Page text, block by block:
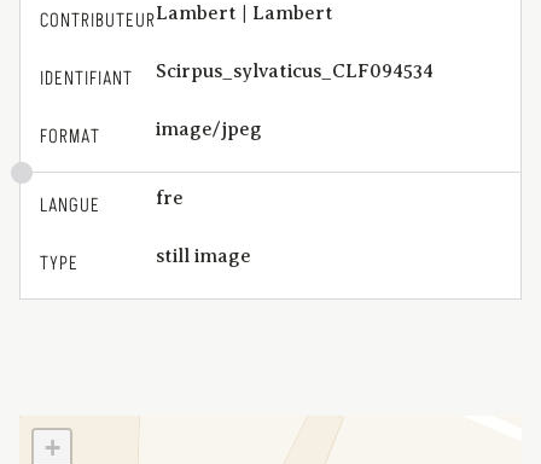
CONTRIBUTEURLambert | Lambert
IDENTIFIANT Scirpus_sylvaticus_CLF094534
FORMAT image/jpeg
LANGUE fre
TYPE still image
+